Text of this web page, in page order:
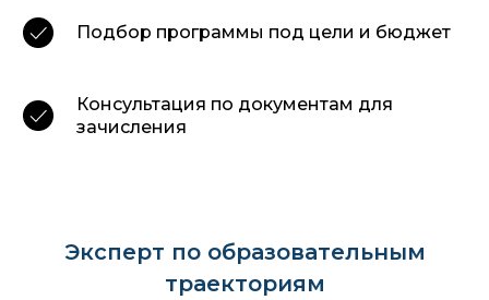
Подбор программы под цели и бюджет
Консультация по документам для
зачисления
Эксперт по образовательным
траекториям